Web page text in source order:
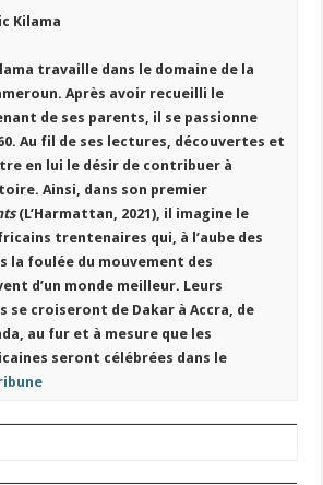
Kilama
travaille dans le domaine de la
Après avoir recueilli le
de ses parents, il se passionne
Au fil de ses lectures, découvertes et
en lui le désir de contribuer à
Ainsi, dans son premier
(L’Harmattan, 2021), il imagine le
trentenaires qui, à l’aube des
la foulée du mouvement des
d’un monde meilleur. Leurs
croiseront de Dakar à Accra, de
au fur et à mesure que les
seront célébrées dans le